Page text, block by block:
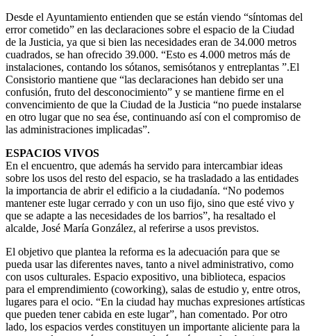
Desde el Ayuntamiento entienden que se están viendo “síntomas del
error cometido” en las declaraciones sobre el espacio de la Ciudad
de la Justicia, ya que si bien las necesidades eran de 34.000 metros
cuadrados, se han ofrecido 39.000. “Esto es 4.000 metros más de
instalaciones, contando los sótanos, semisótanos y entreplantas ”.El
Consistorio mantiene que “las declaraciones han debido ser una
confusión, fruto del desconocimiento” y se mantiene firme en el
convencimiento de que la Ciudad de la Justicia “no puede instalarse
en otro lugar que no sea ése, continuando así con el compromiso de
las administraciones implicadas”.
ESPACIOS VIVOS
En el encuentro, que además ha servido para intercambiar ideas
sobre los usos del resto del espacio, se ha trasladado a las entidades
la importancia de abrir el edificio a la ciudadanía. “No podemos
mantener este lugar cerrado y con un uso fijo, sino que esté vivo y
que se adapte a las necesidades de los barrios”, ha resaltado el
alcalde, José María González, al referirse a usos previstos.
El objetivo que plantea la reforma es la adecuación para que se
pueda usar las diferentes naves, tanto a nivel administrativo, como
con usos culturales. Espacio expositivo, una biblioteca, espacios
para el emprendimiento (coworking), salas de estudio y, entre otros,
lugares para el ocio. “En la ciudad hay muchas expresiones artísticas
que pueden tener cabida en este lugar”, han comentado. Por otro
lado, los espacios verdes constituyen un importante aliciente para la